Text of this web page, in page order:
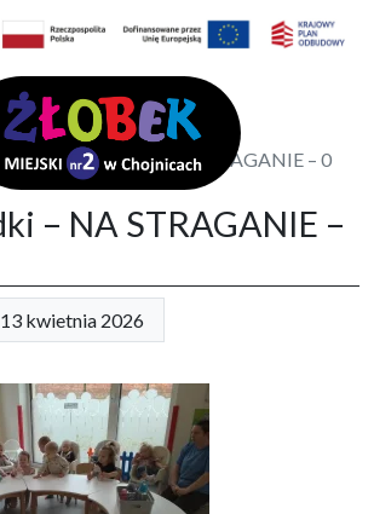
Niedźwiadki – NA STRAGANIE – 0
– NA STRAGANIE –
kwietnia 2026